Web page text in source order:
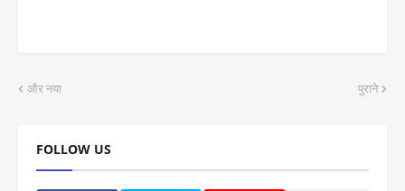
और नया पुराने
FOLLOW US